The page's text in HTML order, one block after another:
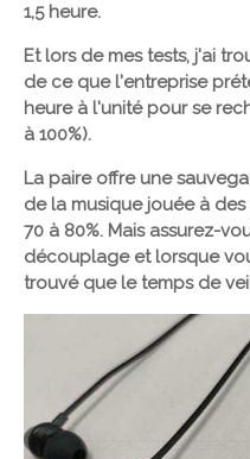
1,5 heure.
Et lors de mes tests, j'ai
de ce que l'entreprise
heure à l'unité pour se
à 100%).
La paire offre une
de la musique jouée à
70 à 80%. Mais assurez-
découplage et lorsque
trouvé que le temps de